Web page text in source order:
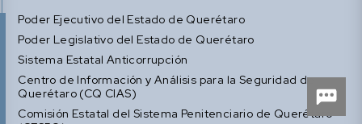
Poder Ejecutivo del Estado de Querétaro
Poder Legislativo del Estado de Querétaro
Sistema Estatal Anticorrupción
Centro de Información y Análisis para la Seguridad de
Querétaro (CQ CIAS)